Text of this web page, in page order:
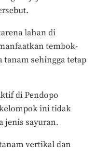
lahan di
tembok-
tanam sehingga tetap
di Pendopo
ini tidak
jenis sayuran.
vertikal dan